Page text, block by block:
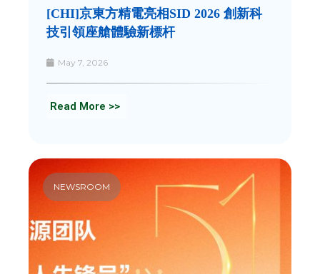
[CHI]京東方精電亮相SID 2026 創新科
技引領座艙體驗新標杆
May 7, 2026
Read More >>
NEWSROOM